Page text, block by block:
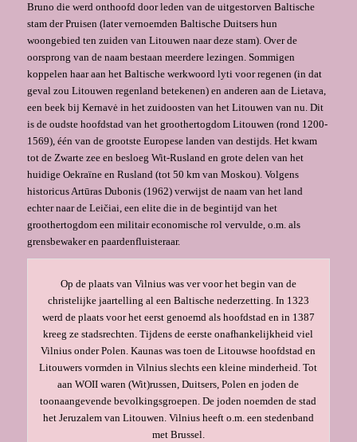
Bruno die werd onthoofd door leden van de uitgestorven Baltische
stam der Pruisen (later vernoemden Baltische Duitsers hun
woongebied ten zuiden van Litouwen naar deze stam). Over de
oorsprong van de naam bestaan meerdere lezingen. Sommigen
koppelen haar aan het Baltische werkwoord lyti voor regenen (in dat
geval zou Litouwen regenland betekenen) en anderen aan de Lietava,
een beek bij Kernavė in het zuidoosten van het Litouwen van nu. Dit
is de oudste hoofdstad van het groothertogdom Litouwen (rond 1200-
1569), één van de grootste Europese landen van destijds. Het kwam
tot de Zwarte zee en besloeg Wit-Rusland en grote delen van het
huidige Oekraïne en Rusland (tot 50 km van Moskou). Volgens
historicus Artūras Dubonis (1962) verwijst de naam van het land
echter naar de Leičiai, een elite die in de begintijd van het
groothertogdom een militair economische rol vervulde, o.m. als
grensbewaker en paardenfluisteraar.
Op de plaats van Vilnius was ver voor het begin van de
christelijke jaartelling al een Baltische nederzetting. In 1323
werd de plaats voor het eerst genoemd als hoofdstad en in 1387
kreeg ze stadsrechten. Tijdens de eerste onafhankelijkheid viel
Vilnius onder Polen. Kaunas was toen de Litouwse hoofdstad en
Litouwers vormden in Vilnius slechts een kleine minderheid. Tot
aan WOII waren (Wit)russen, Duitsers, Polen en joden de
toonaangevende bevolkingsgroepen. De joden noemden de stad
het Jeruzalem van Litouwen. Vilnius heeft o.m. een stedenband
met Brussel.